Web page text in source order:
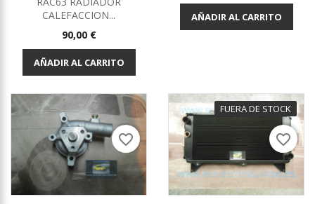
CALEFACCION...
Precio
90,00 €
AÑADIR AL CARRITO
AÑADIR AL CARRITO
favorite_border
FUERA DE STOCK
favorite_border